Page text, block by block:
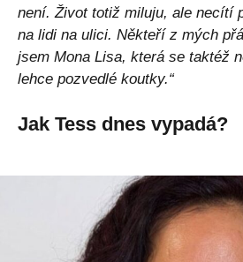
není. Život totiž miluju, ale necítí
na lidi na ulici. Někteří z mých
jsem Mona Lisa, která se taktéž
lehce pozvedlé koutky.“
Jak Tess dnes vypadá?